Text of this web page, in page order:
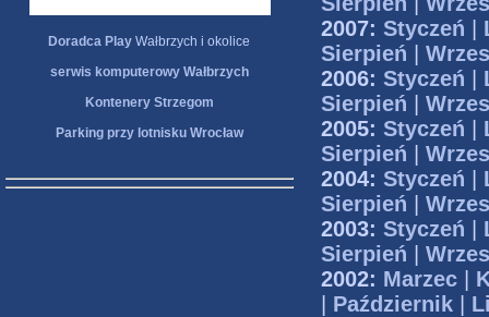
Doradca Play Wałbrzych i okolice
serwis komputerowy Wałbrzych
Kontenery Strzegom
Parking przy lotnisku Wrocław
2007: Styczeń
Sierpień
2006: Styczeń
Sierpień
2005: Styczeń
Sierpień
2004: Styczeń
Sierpień
2003: Styczeń
Sierpień
2002: Marzec
Październik